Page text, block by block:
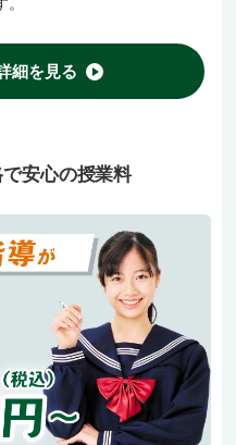
細を見る
安心の授業料